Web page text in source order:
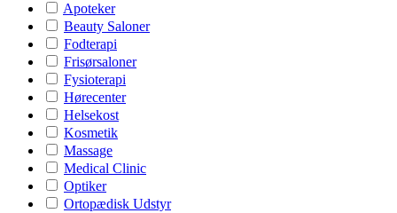
Apoteker
Beauty Saloner
Fodterapi
Frisørsaloner
Fysioterapi
Hørecenter
Helsekost
Kosmetik
Massage
Medical Clinic
Optiker
Ortopædisk Udstyr